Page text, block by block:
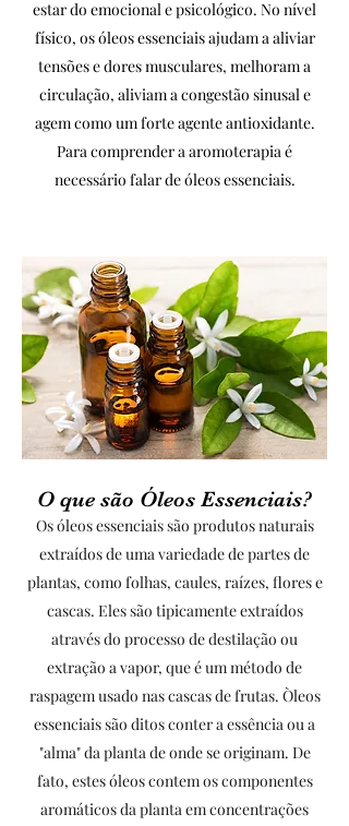
estar do emocional e psicológico. No nível
físico, os óleos essenciais ajudam a aliviar
tensões e dores musculares, melhoram a
circulação, aliviam a congestão sinusal e
agem como um forte agente antioxidante.
Para comprender a aromoterapia é
necessário falar de óleos essenciais.
O que são Óleos Essenciais?
Os óleos essenciais são produtos naturais
extraídos de uma variedade de partes de
plantas, como folhas, caules, raízes, flores e
cascas. Eles são tipicamente extraídos
através do processo de destilação ou
extração a vapor, que é um método de
raspagem usado nas cascas de frutas. Òleos
essenciais são ditos conter a essência ou a
"alma" da planta de onde se originam. De
fato, estes óleos contem os componentes
aromáticos da planta em concentrações